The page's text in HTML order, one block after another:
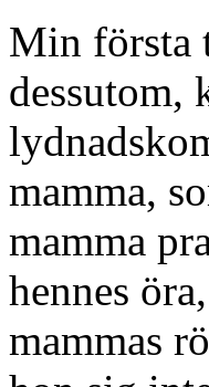
Min första
dessutom,
mamma,
mamma
hennes
mammas